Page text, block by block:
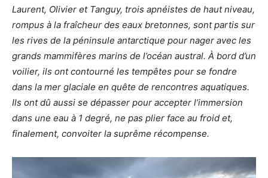
Laurent, Olivier et Tanguy, trois apnéistes de haut niveau,
rompus à la fraîcheur des eaux bretonnes, sont partis sur
les rives de la péninsule antarctique pour nager avec les
grands mammifères marins de l’océan austral. À bord d’un
voilier, ils ont contourné les tempêtes pour se fondre
dans la mer glaciale en quête de rencontres aquatiques.
Ils ont dû aussi se dépasser pour accepter l’immersion
dans une eau à 1 degré, ne pas plier face au froid et,
finalement, convoiter la suprême récompense.